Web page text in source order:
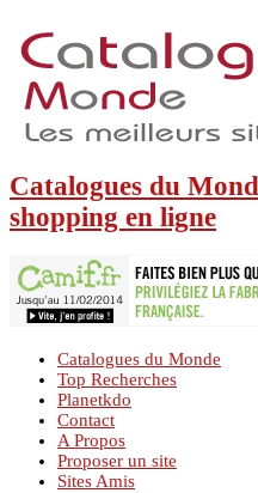
Catalogues du
shopping en ligne
Catalogues du Monde
Top Recherches
Planetkdo
Contact
A Propos
Proposer un site
Sites Amis